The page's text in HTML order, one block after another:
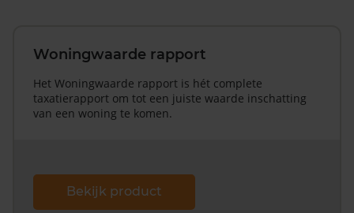
Woningwaarde rapport
Het Woningwaarde rapport is hét complete
taxatierapport om tot een juiste waarde inschatting
van een woning te komen.
Bekijk product